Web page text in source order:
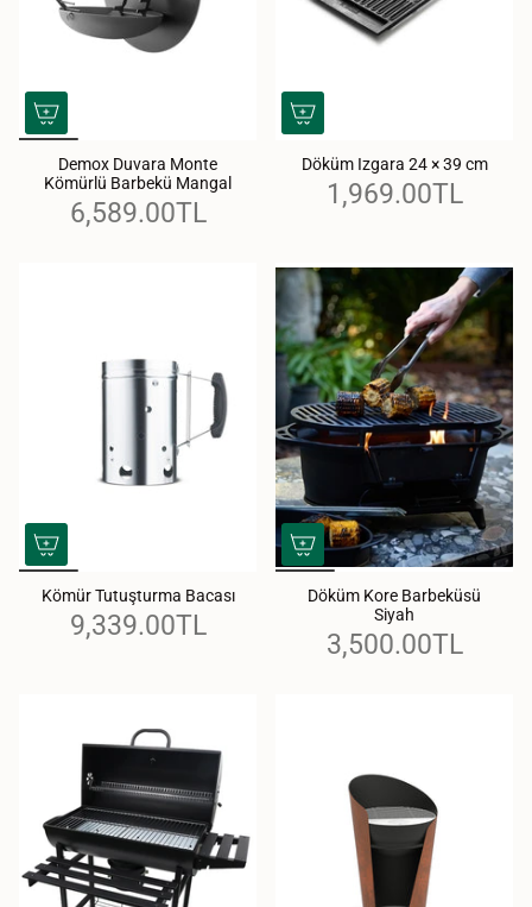
Demox Duvara Monte
Kömürlü Barbekü Mangal
6,589.00TL
Döküm Izgara 24 × 39 cm
1,969.00TL
Kömür Tutuşturma Bacası
9,339.00TL
Döküm Kore Barbeküsü
Siyah
3,500.00TL